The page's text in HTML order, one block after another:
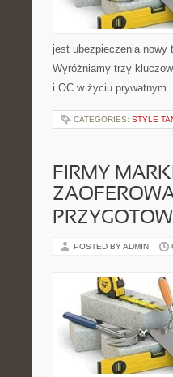
jest ubezpieczenia nowy
Wyróżniamy trzy
i OC w życiu
CATEGORIES: STYLE
FIRMY
POSTED BY ADMIN